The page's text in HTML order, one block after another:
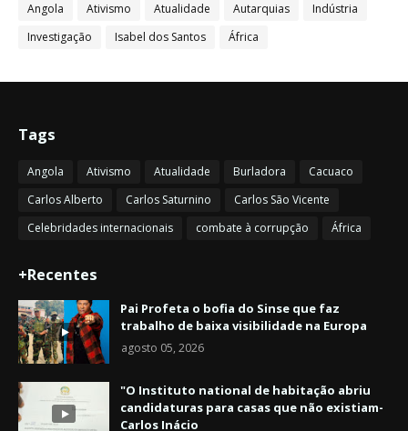
Angola Ativismo Atualidade Autarquias
Indústria
Investigação
Isabel dos Santos África
Tags
Angola Ativismo Atualidade Burladora
Cacuaco
Carlos Alberto
Carlos Saturnino
Carlos São Vicente
Celebridades internacionais
combate à corrupção África
+Recentes
Pai Profeta o bofia do Sinse que faz
trabalho de baixa visibilidade na Europa
agosto 05, 2026
"O Instituto national de habitação abriu
candidaturas para casas que não existiam-
Carlos Inácio